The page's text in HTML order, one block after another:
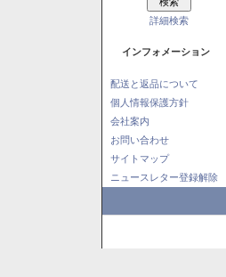
詳細検索
インフォメーション
配送と返品について
個人情報保護方針
会社案内
お問い合わせ
サイトマップ
ニュースレター登録解除